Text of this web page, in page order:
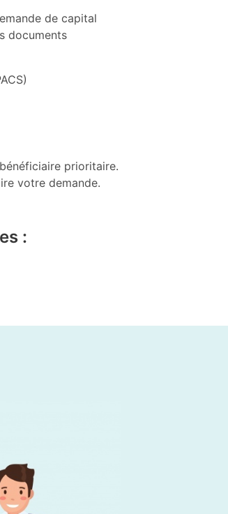
de capital
documents
prioritaire.
votre demande.
: